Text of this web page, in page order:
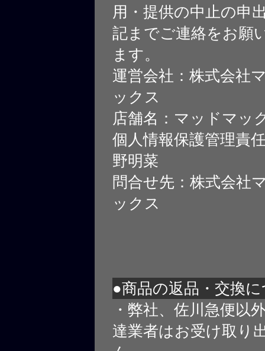
用・提供の中止の申
記までご連絡をお願
ます。
運営会社：株式会社
ックス
店舗名：マッドマッ
個人情報保護管理責
野明菜
問合せ先：株式会社
ックス
●商品の返品・交換
・弊社、佐川急便以
達業者はお受け取り